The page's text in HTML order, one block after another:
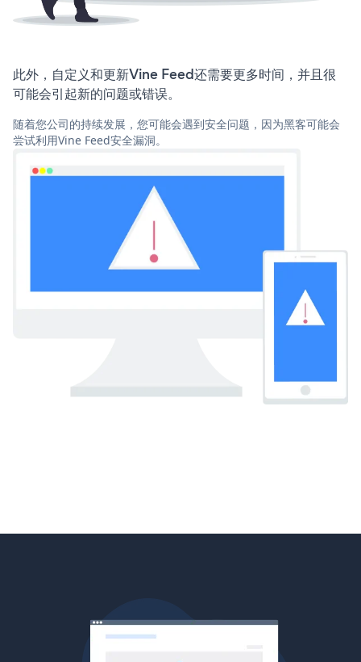
此外，自定义和更新Vine Feed还需要更多时间，并且很
可能会引起新的问题或错误。
随着您公司的持续发展，您可能会遇到安全问题，因为黑客可能会
尝试利用Vine Feed安全漏洞。